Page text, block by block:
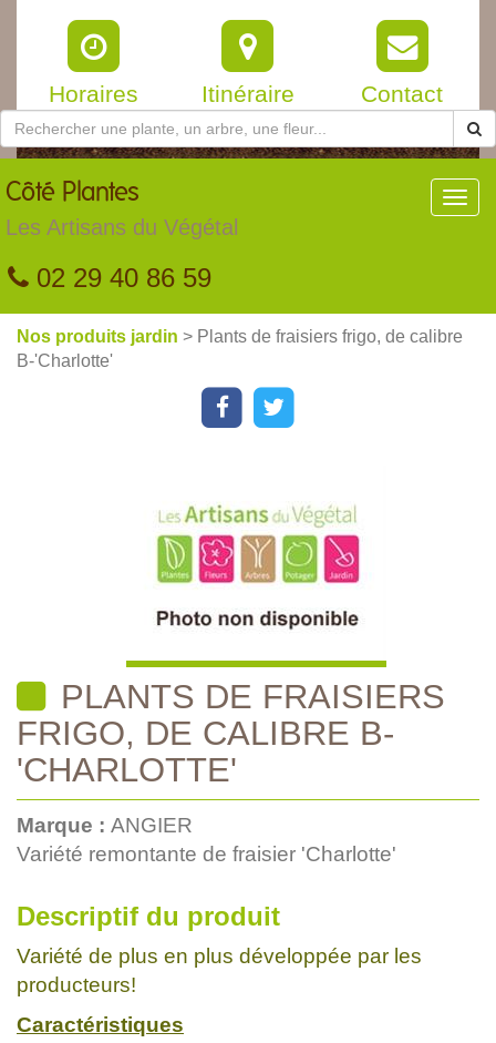
Horaires Itinéraire Contact
Côté Plantes
Les Artisans du Végétal
02 29 40 86 59
Nos produits jardin > Plants de fraisiers frigo, de calibre
B-'Charlotte'
PLANTS DE FRAISIERS
FRIGO, DE CALIBRE B-
'CHARLOTTE'
Marque : ANGIER
Variété remontante de fraisier 'Charlotte'
Descriptif du produit
Variété de plus en plus développée par les
producteurs!
Caractéristiques